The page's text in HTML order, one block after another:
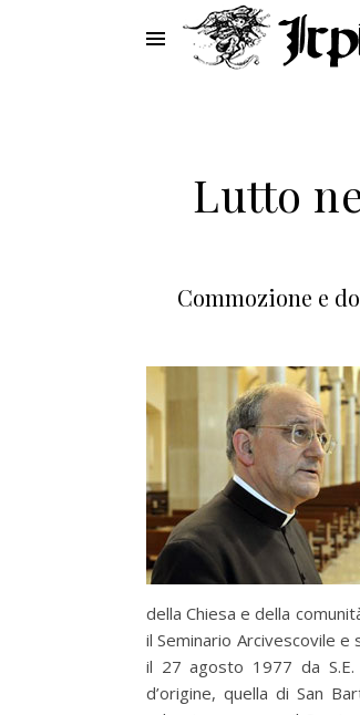
Lutto
Commozione e
della Chiesa e della
il Seminario Arcivescovile e
il 27 agosto 1977 da S.E.
d’origine, quella di San